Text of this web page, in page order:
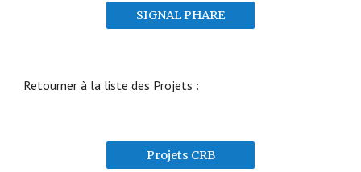
SIGNAL PHARE
Retourner à la liste des Projets :
Projets CRB